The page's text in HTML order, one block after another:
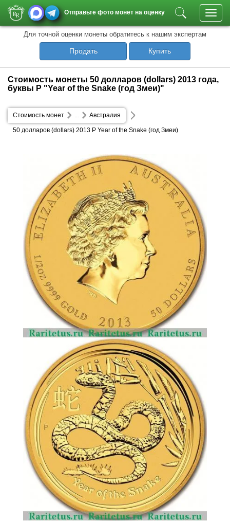
Отправьте фото монет на оценку
Для точной оценки монеты обратитесь к нашим экспертам
Продать Купить
Стоимость монеты 50 долларов (dollars) 2013 года,
буквы P "Year of the Snake (год Змеи)"
Стоимость монет Австралия
...
50 долларов (dollars) 2013 P Year of the Snake (год Змеи)